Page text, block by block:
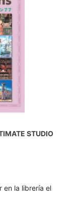
STUDIO
en la librería el